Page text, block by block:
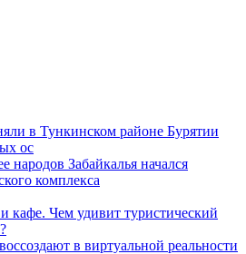
в Тункинском районе Бурятии
ос
народов Забайкалья начался
комплекса
кафе. Чем удивит туристический
в виртуальной реальности